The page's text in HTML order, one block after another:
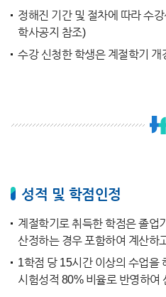
정해진 기간 및 절차에 따라 수
학사공지 참조)
수강 신청한 학생은 계절학기 개
성적 및 학점인정
계절학기로 취득한 학점은 졸업
산정하는 경우 포함하여 계산하
1학점 당 15시간 이상의 수업을
시험성적 80% 비율로 반영하여